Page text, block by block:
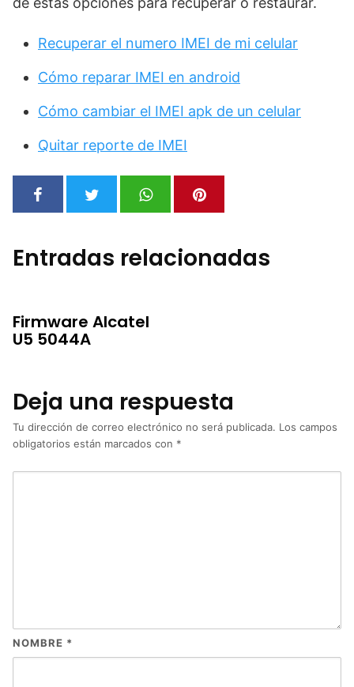
Recuperar el numero IMEI de mi celular
Cómo reparar IMEI en android
Cómo cambiar el IMEI apk de un celular
Quitar reporte de IMEI
Entradas relacionadas
Firmware Alcatel
U5 5044A
Deja una respuesta
Tu dirección de correo electrónico no será publicada. Los campos
obligatorios están marcados con *
NOMBRE *